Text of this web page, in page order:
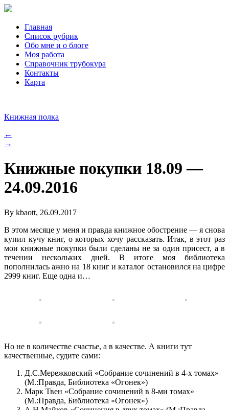
Главная
Список рубрик
Обо мне и о блоге
Моя работа
Справочник трубокура
Контакты
Карта
Книжная полка
←
→
Книжные покупки 18.09 —
24.09.2016
By kbaott, 26.09.2017
В этом месяце у меня и правда книжное обострение — я снова
купил кучу книг, о которых хочу рассказать. Итак, в этот раз
мои книжные покупки были сделаны не за один присест, а в
течении нескольких дней. В итоге моя библиотека
пополнилась ажно на 18 книг и каталог остановился на цифре
2999 книг. Еще одна и…
Но не в количестве счастье, а в качестве. А книги тут
качественные, судите сами:
Д.С.Мережковский «Собрание сочинений в 4-х томах»
(М.:Правда, Библиотека «Огонек»)
Марк Твен «Собрание сочинений в 8-ми томах»
(М.:Правда, Библиотека «Огонек»)